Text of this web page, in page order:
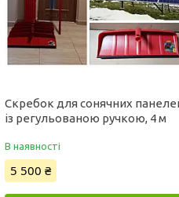
Скребок для сонячних
із регульованою ручкою, 4 м
В наявності
5 500 ₴